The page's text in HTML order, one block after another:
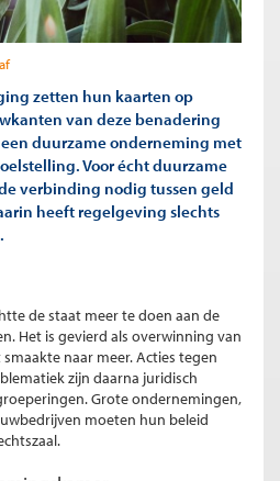
zetten hun kaarten op
van deze benadering
duurzame onderneming met
Voor écht duurzame
verbinding nodig tussen geld
heeft regelgeving slechts
de staat meer te doen aan de
Het is gevierd als overwinning van
naar meer. Acties tegen
zijn daarna juridisch
Grote ondernemingen,
moeten hun beleid